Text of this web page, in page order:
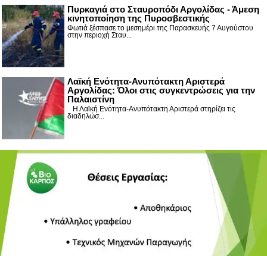
Πυρκαγιά στο Σταυροπόδι Αργολίδας - Άμεση
κινητοποίηση της Πυροσβεστικής
Φωτιά ξέσπασε το μεσημέρι της Παρασκευής 7 Αυγούστου
στην περιοχή Σταυ...
Λαϊκή Ενότητα-Ανυπότακτη Αριστερά
Αργολίδας: Όλοι στις συγκεντρώσεις για την
Παλαιστίνη
Η Λαϊκή Ενότητα-Ανυπότακτη Αριστερά στηρίζει τις
διαδηλώσ...